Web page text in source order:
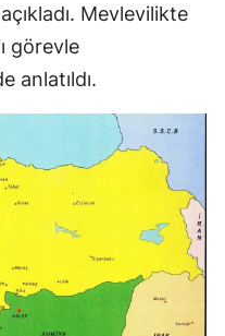
Mevlevilikte
görevle
anlatıldı.